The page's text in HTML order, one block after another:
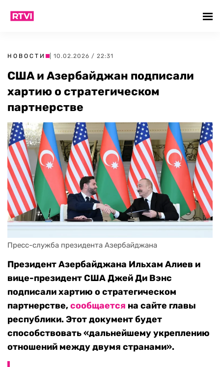
НОВОСТИ | 10.02.2026 / 22:31
США и Азербайджан подписали
хартию о стратегическом
партнерстве
Пресс-служба президента Азербайджана
Президент Азербайджана Ильхам Алиев и
вице-президент США Джей Ди Вэнс
подписали хартию о стратегическом
партнерстве,сообщается на сайте главы
республики. Этот документ будет
способствовать «дальнейшему укреплению
отношений между двумя странами».